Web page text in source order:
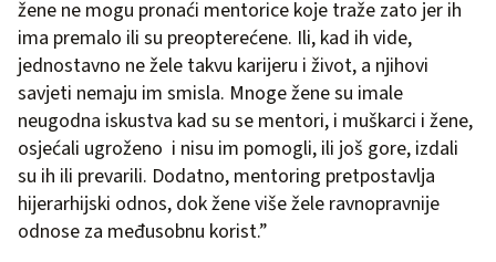
žene ne mogu pronaći mentorice koje traže zato jer ih
ima premalo ili su preopterećene. Ili, kad ih vide,
jednostavno ne žele takvu karijeru i život, a njihovi
savjeti nemaju im smisla. Mnoge žene su imale
neugodna iskustva kad su se mentori, i muškarci i žene,
osjećali ugroženo i nisu im pomogli, ili još gore, izdali
su ih ili prevarili. Dodatno, mentoring pretpostavlja
hijerarhijski odnos, dok žene više žele ravnopravnije
odnose za međusobnu korist.”